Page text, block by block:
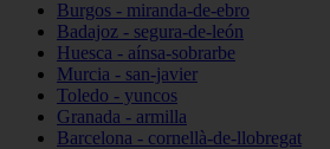
Burgos - miranda-de-ebro
Badajoz - segura-de-león
Huesca - aínsa-sobrarbe
Murcia - san-javier
Toledo - yuncos
Granada - armilla
Barcelona - cornellà-de-llobregat